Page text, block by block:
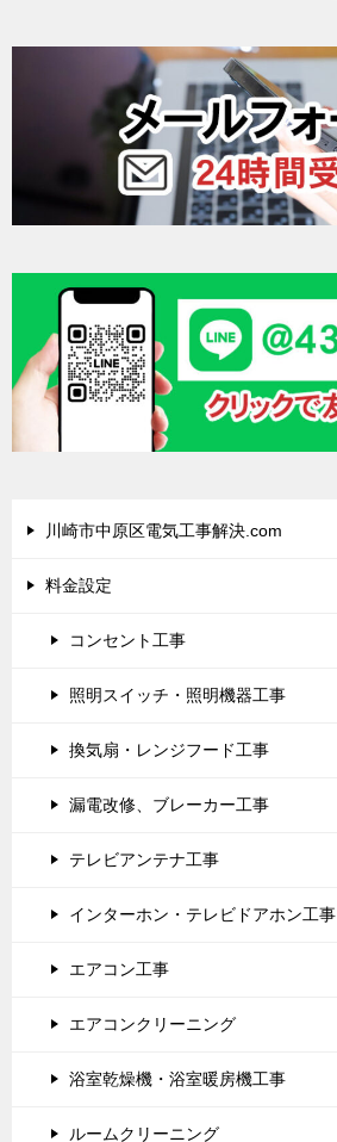
川崎市中原区電気工事解決.com
料金設定
コンセント工事
照明スイッチ・照明機器工事
換気扇・レンジフード工事
漏電改修、ブレーカー工事
テレビアンテナ工事
インターホン・テレビドアホン工事
エアコン工事
エアコンクリーニング
浴室乾燥機・浴室暖房機工事
ルームクリーニング